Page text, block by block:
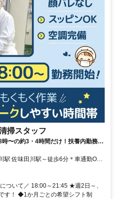
掃スタッフ
時〜の約3・4時間だけ！扶養内勤務
時間勤務！シフト融通抜群！
通勤OK
ついて／ 18:00～21:45 ★週2日～、
す！ ◆1か月ごとの希望シフト制